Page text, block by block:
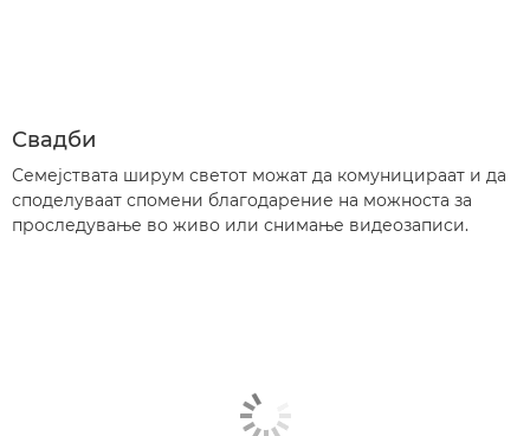
Свадби
Семејствата ширум светот можат да комуницираат и да
споделуваат спомени благодарение на можноста за
проследување во живо или снимање видеозаписи.